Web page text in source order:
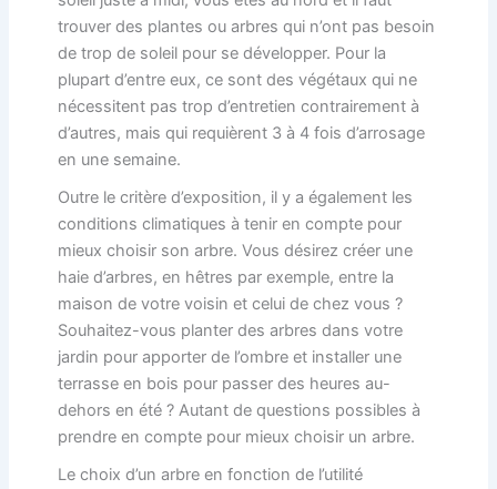
trouver des plantes ou arbres qui n’ont pas besoin
de trop de soleil pour se développer. Pour la
plupart d’entre eux, ce sont des végétaux qui ne
nécessitent pas trop d’entretien contrairement à
d’autres, mais qui requièrent 3 à 4 fois d’arrosage
en une semaine.
Outre le critère d’exposition, il y a également les
conditions climatiques à tenir en compte pour
mieux choisir son arbre. Vous désirez créer une
haie d’arbres, en hêtres par exemple, entre la
maison de votre voisin et celui de chez vous ?
Souhaitez-vous planter des arbres dans votre
jardin pour apporter de l’ombre et installer une
terrasse en bois pour passer des heures au-
dehors en été ? Autant de questions possibles à
prendre en compte pour mieux choisir un arbre.
Le choix d’un arbre en fonction de l’utilité